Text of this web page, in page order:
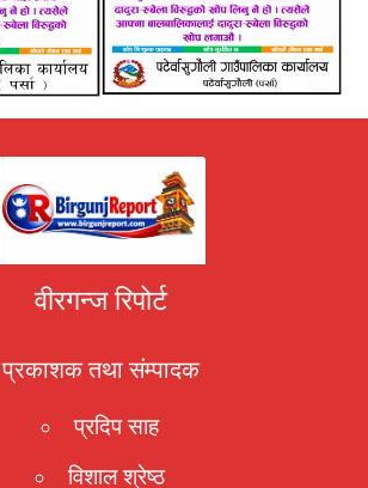
वीरगन्ज रिपोर्ट
प्रकाशक तथा संम्पादक
प्रदिप साह
विशाल श्रेष्ठ